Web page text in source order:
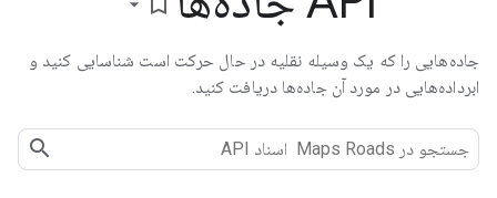
جاده‌هایی را که یک وسیله نقلیه در حال حرکت است شناسایی کنید و
ابرداده‌هایی در مورد آن جاده‌ها دریافت کنید.